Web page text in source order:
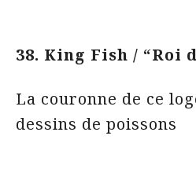
38. King Fish / “Roi
La couronne de ce
dessins de poissons